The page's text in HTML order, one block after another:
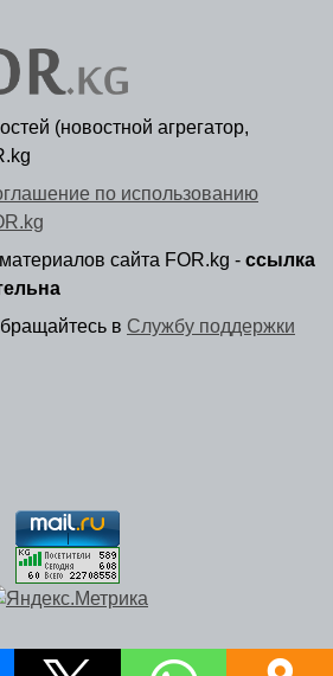
(новостной агрегатор,
по использованию
сайта FOR.kg - ссылка
в Службу поддержки